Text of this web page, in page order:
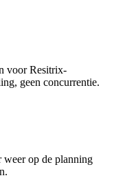
voor Resitrix-
geen concurrentie.
op de planning